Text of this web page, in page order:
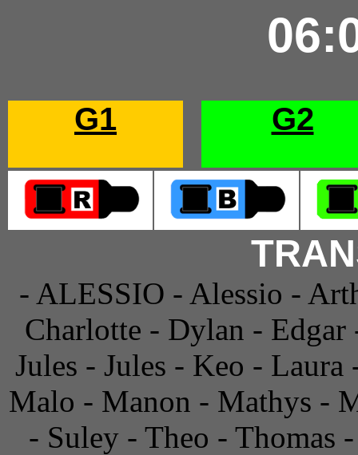
G1 G2
- ALESSIO - Alessio -
Charlotte - Dylan - Edgar
Jules - Jules - Keo -
Malo - Manon - Mathys -
- Suley - Theo - Thomas